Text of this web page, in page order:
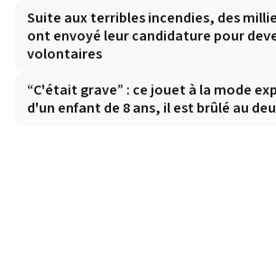
Suite aux terribles incendies, des
ont envoyé leur candidature pour
volontaires
“C'était grave” : ce jouet à la mode
d'un enfant de 8 ans, il est brûlé au